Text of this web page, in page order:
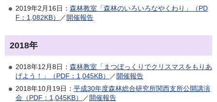
2019年2月16日： 森林教室「森林のいろいろなやくわり」（PD
F：1,082KB）
／開催報告
2018年
2018年12月8日： 森林教室「まつぼっくりでクリスマスをもりあ
げよう！」（PDF：1,045KB）
／開催報告
2018年10月19日： 平成30年度森林総合研究所関西支所公開講演
会（PDF：1,045KB）
／開催報告